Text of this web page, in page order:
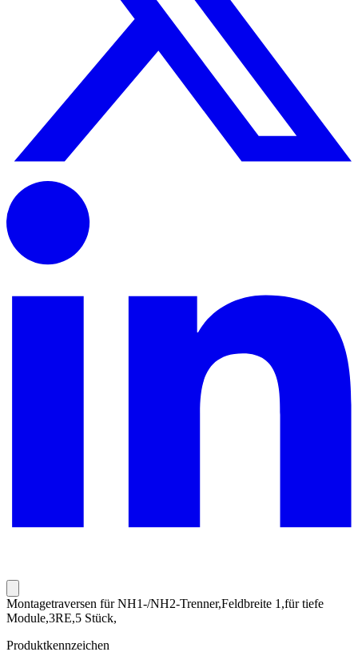
Montagetraversen für NH1-/NH2-Trenner,Feldbreite 1,für tiefe
Module,3RE,5 Stück,
Produktkennzeichen